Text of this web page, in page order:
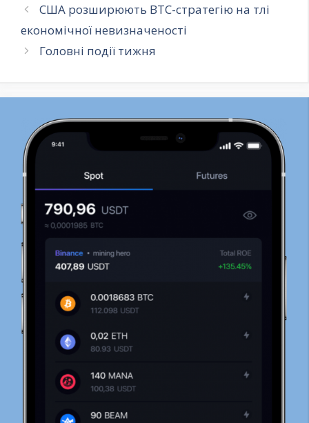
США розширюють BTC-стратегію на тлі
економічної невизначеності
Головні події тижня